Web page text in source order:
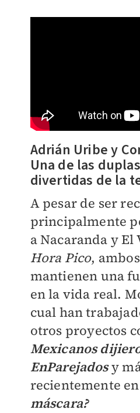
Adrián Uribe y
Una de las
divertidas de la
A pesar de ser
principalmente
a Nacaranda y El
Hora Pico,
mantienen una
en la vida real.
cual han
otros proyectos
Mexicanos
EnParejadosy
recientemente en
máscara?